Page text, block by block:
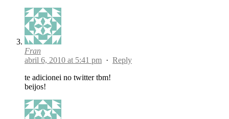
Fran
abril 6, 2010 at 5:41 pm · Reply
te adicionei no twitter tbm!
beijos!